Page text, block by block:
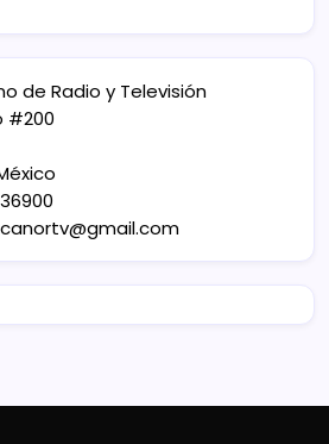
de Radio y Televisión
#200